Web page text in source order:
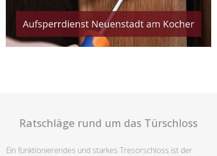
Ratschläge rund um das Türschloss
Ein funktionierendes und starkes Tresorschloss ist der